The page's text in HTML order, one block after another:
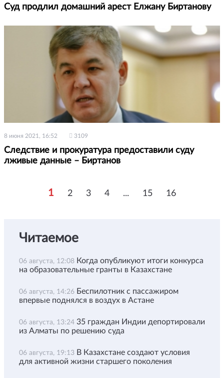
Суд продлил домашний арест Елжану Биртанову
8 июня 2021, 16:52 3109
Следствие и прокуратура предоставили суду
лживые данные – Биртанов
1 2 3 4 ... 15 16
Читаемое
06 августа, 12:08 Когда опубликуют итоги конкурса
на образовательные гранты в Казахстане
06 августа, 14:26 Беспилотник с пассажиром
впервые поднялся в воздух в Астане
06 августа, 13:24 35 граждан Индии депортировали
из Алматы по решению суда
06 августа, 19:13 В Казахстане создают условия
для активной жизни старшего поколения